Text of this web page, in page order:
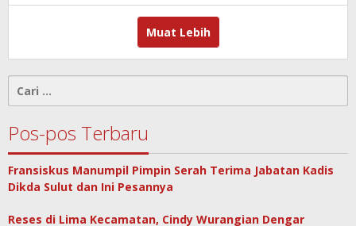
Muat Lebih
untuk:
Pos-pos Terbaru
Fransiskus Manumpil Pimpin Serah Terima Jabatan Kadis
Dikda Sulut dan Ini Pesannya
Reses di Lima Kecamatan, Cindy Wurangian Dengar